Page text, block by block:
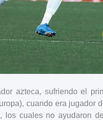
azteca, sufriendo el
cuando era jugador
los cuales no ayudaron